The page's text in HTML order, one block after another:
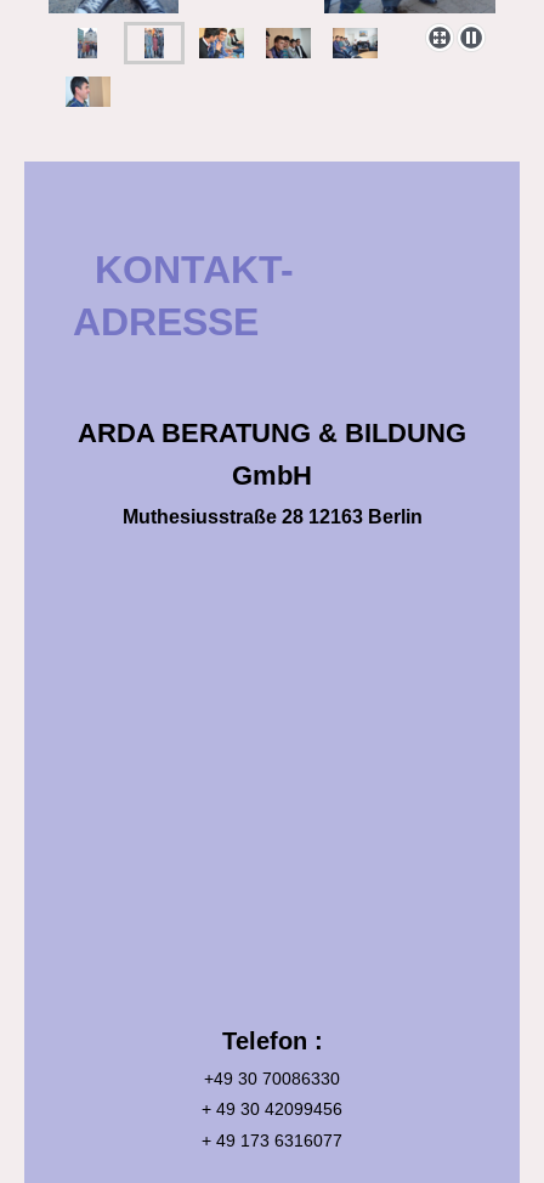
KONTAKT-
ADRESSE
ARDA BERATUNG & BILDUNG
GmbH
Muthesiusstraße 28 12163 Berlin
Telefon :
+49 30 70086330
+ 49 30 42099456
+ 49 173 6316077